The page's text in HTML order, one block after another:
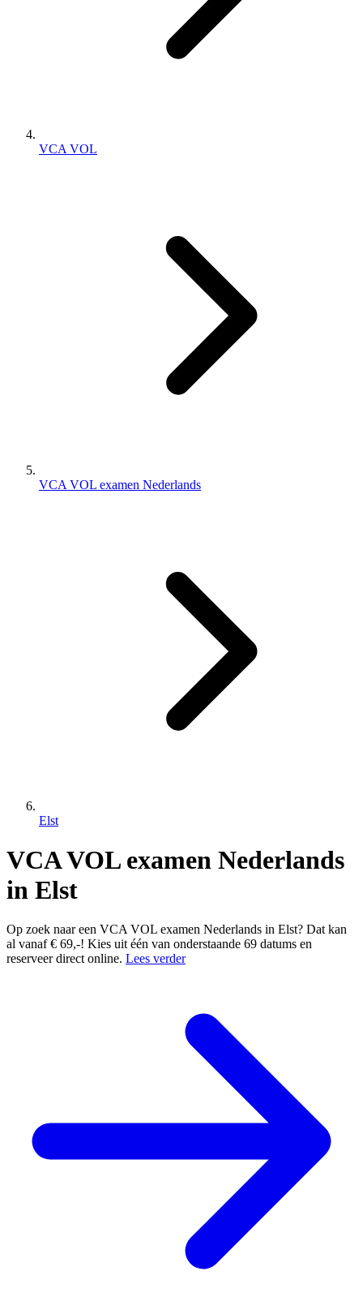
VCA VOL
VCA VOL examen Nederlands
Elst
VCA VOL examen Nederlands
in Elst
Op zoek naar een VCA VOL examen Nederlands in Elst? Dat kan
al vanaf € 69,-! Kies uit één van onderstaande 69 datums en
reserveer direct online. Lees verder